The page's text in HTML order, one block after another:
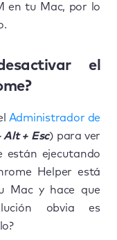
en tu Mac, por lo
el
Administrador de
Alt + Esc) para ver
están ejecutando
Helper está
Mac y hace que
obvia es